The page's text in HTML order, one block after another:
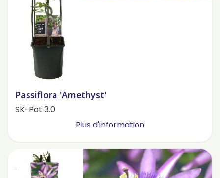
Passiflora 'Amethyst'
SK-Pot 3.0
Plus d'information